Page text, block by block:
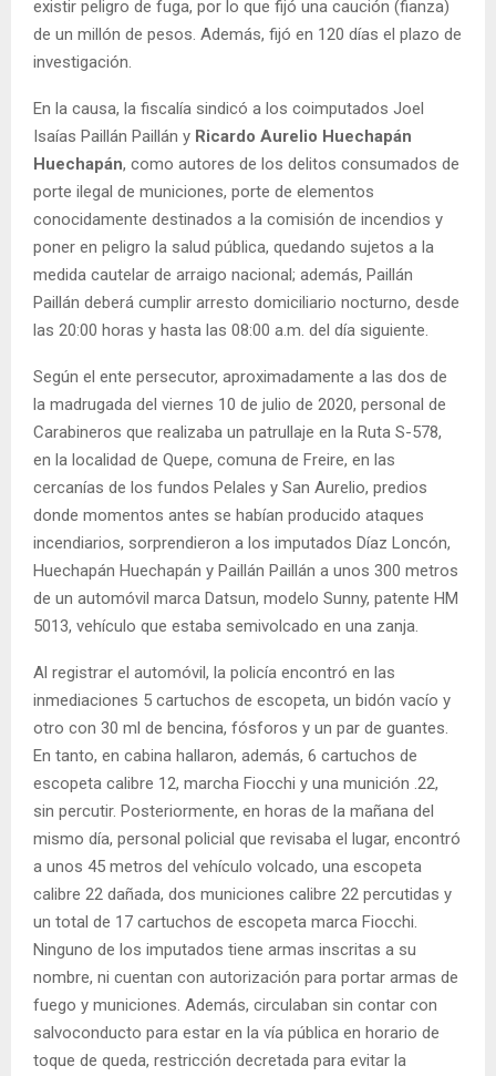
existir peligro de fuga, por lo que fijó una caución (fianza)
de un millón de pesos. Además, fijó en 120 días el plazo de
investigación.
En la causa, la fiscalía sindicó a los coimputados Joel
Isaías Paillán Paillán y Ricardo Aurelio Huechapán
Huechapán, como autores de los delitos consumados de
porte ilegal de municiones, porte de elementos
conocidamente destinados a la comisión de incendios y
poner en peligro la salud pública, quedando sujetos a la
medida cautelar de arraigo nacional; además, Paillán
Paillán deberá cumplir arresto domiciliario nocturno, desde
las 20:00 horas y hasta las 08:00 a.m. del día siguiente.
Según el ente persecutor, aproximadamente a las dos de
la madrugada del viernes 10 de julio de 2020, personal de
Carabineros que realizaba un patrullaje en la Ruta S-578,
en la localidad de Quepe, comuna de Freire, en las
cercanías de los fundos Pelales y San Aurelio, predios
donde momentos antes se habían producido ataques
incendiarios, sorprendieron a los imputados Díaz Loncón,
Huechapán Huechapán y Paillán Paillán a unos 300 metros
de un automóvil marca Datsun, modelo Sunny, patente HM
5013, vehículo que estaba semivolcado en una zanja.
Al registrar el automóvil, la policía encontró en las
inmediaciones 5 cartuchos de escopeta, un bidón vacío y
otro con 30 ml de bencina, fósforos y un par de guantes.
En tanto, en cabina hallaron, además, 6 cartuchos de
escopeta calibre 12, marcha Fiocchi y una munición .22,
sin percutir. Posteriormente, en horas de la mañana del
mismo día, personal policial que revisaba el lugar, encontró
a unos 45 metros del vehículo volcado, una escopeta
calibre 22 dañada, dos municiones calibre 22 percutidas y
un total de 17 cartuchos de escopeta marca Fiocchi.
Ninguno de los imputados tiene armas inscritas a su
nombre, ni cuentan con autorización para portar armas de
fuego y municiones. Además, circulaban sin contar con
salvoconducto para estar en la vía pública en horario de
toque de queda, restricción decretada para evitar la